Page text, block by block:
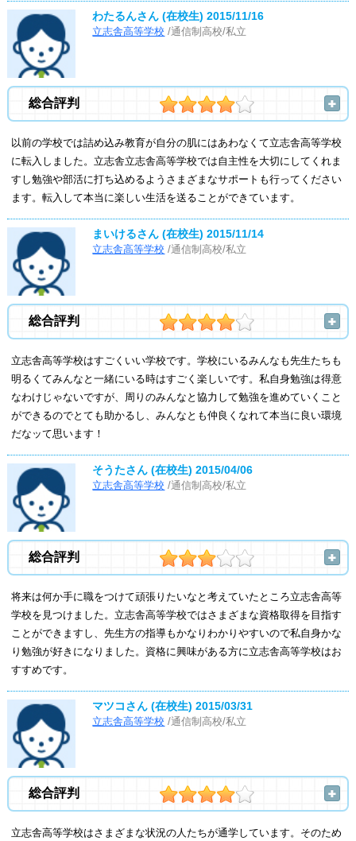
わたるんさん (在校生)2015/11/16
立志舎高等学校 /通信制高校/私立
総合評判
以前の学校では詰め込み教育が自分の肌にはあわなくて立志舎高等学校
に転入しました。立志舎立志舎高等学校では自主性を大切にしてくれま
すし勉強や部活に打ち込めるようさまざまなサポートも行ってください
ます。転入して本当に楽しい生活を送ることができています。
まいけるさん (在校生)2015/11/14
立志舎高等学校 /通信制高校/私立
総合評判
立志舎高等学校はすごくいい学校です。学校にいるみんなも先生たちも
明るくてみんなと一緒にいる時はすごく楽しいです。私自身勉強は得意
なわけじゃないですが、周りのみんなと協力して勉強を進めていくこと
ができるのでとても助かるし、みんなとも仲良くなれて本当に良い環境
だなッて思います！
そうたさん (在校生)2015/04/06
立志舎高等学校 /通信制高校/私立
総合評判
将来は何か手に職をつけて頑張りたいなと考えていたところ立志舎高等
学校を見つけました。立志舎高等学校ではさまざまな資格取得を目指す
ことができますし、先生方の指導もかなりわかりやすいので私自身かな
り勉強が好きになりました。資格に興味がある方に立志舎高等学校はお
すすめです。
マツコさん (在校生)2015/03/31
立志舎高等学校 /通信制高校/私立
総合評判
立志舎高等学校はさまざまな状況の人たちが通学しています。そのため